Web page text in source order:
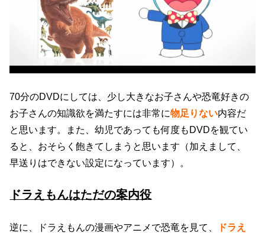
70分のDVDにしては、少し大きなお子さんや恐竜好きの
お子さんの知識欲を満たすには非常に物足りない内容だ
と思います。また、幼児であっても何度もDVDを観てい
ると、おそらく飽きてしまうと思います（加えまして、
早送りはできない設定になっています）。
ドラえもんはただの案内役
逆に、ドラえもんの漫画やアニメで恐竜を見て、
ドラえ